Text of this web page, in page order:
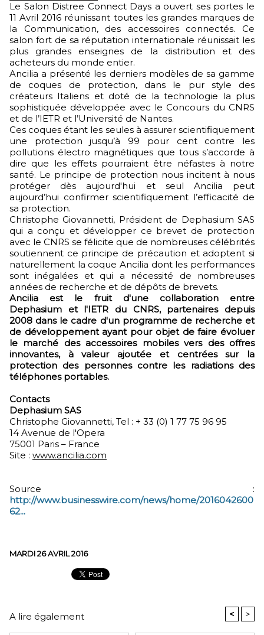
Le Salon Distree Connect Days a ouvert ses portes le
11 Avril 2016 réunissant toutes les grandes marques de
la Communication, des accessoires connectés. Ce
salon fort de sa réputation internationale réunissait les
plus grandes enseignes de la distribution et des
acheteurs du monde entier.
Ancilia a présenté les derniers modèles de sa gamme
de coques de protection, dans le pur style des
créateurs Italiens et doté de la technologie la plus
sophistiquée développée avec le Concours du CNRS
et de l’IETR et l’Université de Nantes.
Ces coques étant les seules à assurer scientifiquement
une protection jusqu’à 99 pour cent contre les
pollutions électro magnétiques que tous s’accorde à
dire que les effets pourraient être néfastes à notre
santé. Le principe de protection nous incitent à nous
protéger dès aujourd'hui et seul Ancilia peut
aujourd’hui confirmer scientifiquement l’efficacité de
sa protection.
Christophe Giovannetti, Président de Dephasium SAS
qui a conçu et développer ce brevet de protection
avec le CNRS se félicite que de nombreuses célébrités
soutiennent ce principe de précaution et adoptent si
naturellement la coque Ancilia dont les performances
sont inégalées et qui a nécessité de nombreuses
années de recherche et de dépôts de brevets.
Ancilia est le fruit d'une collaboration entre
Dephasium et l'IETR du CNRS, partenaires depuis
2008 dans le cadre d'un programme de recherche et
de développement ayant pour objet de faire évoluer
le marché des accessoires mobiles vers des offres
innovantes, à valeur ajoutée et centrées sur la
protection des personnes contre les radiations des
téléphones portables.
Contacts
Dephasium SAS
Christophe Giovannetti, Tel : + 33 (0) 1 77 75 96 95
14 Avenue de l'Opera
75001 Paris – France
Site : www.ancilia.com
Source :
http://www.businesswire.com/news/home/2016042600
62...
MARDI 26 AVRIL 2016
A lire également < >